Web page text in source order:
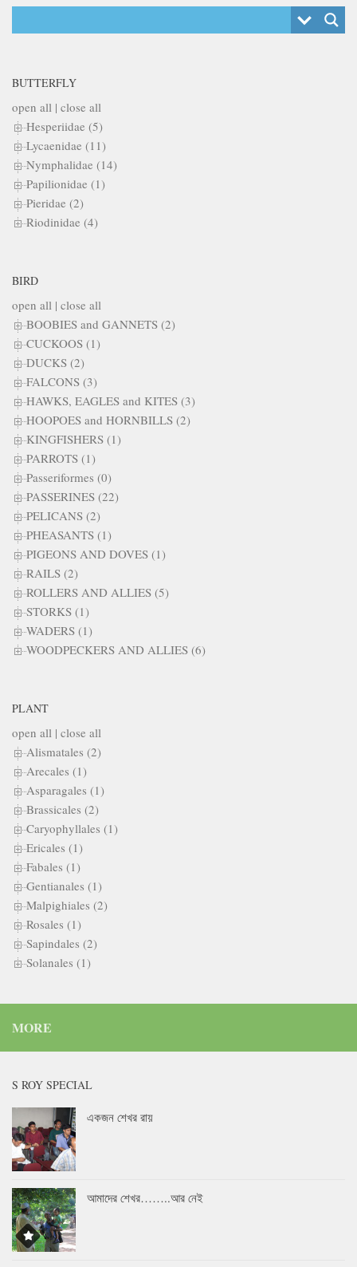
BUTTERFLY
open all | close all
Hesperiidae (5)
Lycaenidae (11)
Nymphalidae (14)
Papilionidae (1)
Pieridae (2)
Riodinidae (4)
BIRD
open all | close all
BOOBIES and GANNETS (2)
CUCKOOS (1)
DUCKS (2)
FALCONS (3)
HAWKS, EAGLES and KITES (3)
HOOPOES and HORNBILLS (2)
KINGFISHERS (1)
PARROTS (1)
Passeriformes (0)
PASSERINES (22)
PELICANS (2)
PHEASANTS (1)
PIGEONS AND DOVES (1)
RAILS (2)
ROLLERS AND ALLIES (5)
STORKS (1)
WADERS (1)
WOODPECKERS AND ALLIES (6)
PLANT
open all | close all
Alismatales (2)
Arecales (1)
Asparagales (1)
Brassicales (2)
Caryophyllales (1)
Ericales (1)
Fabales (1)
Gentianales (1)
Malpighiales (2)
Rosales (1)
Sapindales (2)
Solanales (1)
MORE
S ROY SPECIAL
একজন শেখর রায়
আমাদের শেখর……..আর নেই